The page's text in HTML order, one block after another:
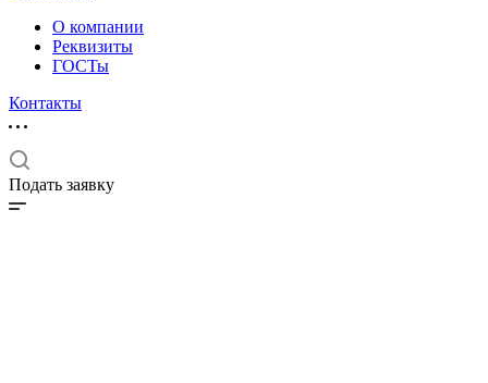
О компании
Реквизиты
ГОСТы
Контакты
Подать заявку